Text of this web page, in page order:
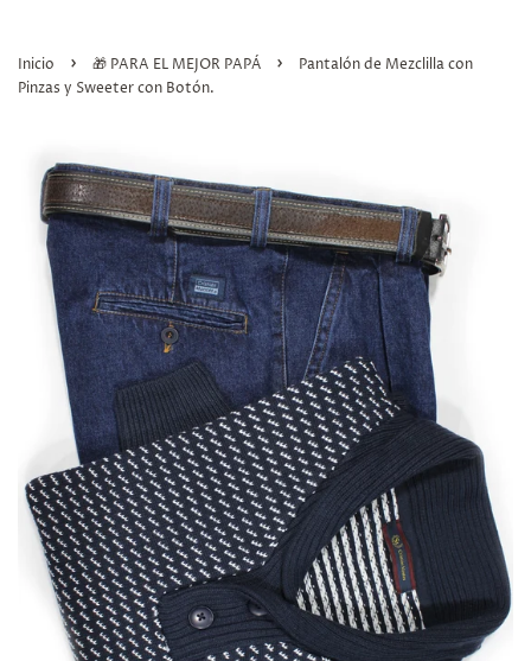
Inicio › 🎁 PARA EL MEJOR PAPÁ ›
Pantalón de Mezclilla con
Pinzas y Sweeter con Botón.